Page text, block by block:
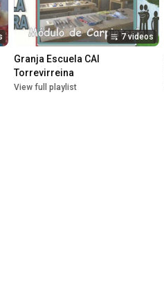
7 videos
Granja Escuela CAI
Torrevirreina
View full playlist